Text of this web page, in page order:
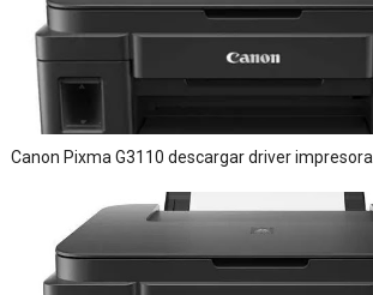
Canon Pixma G3110 descargar driver impresora